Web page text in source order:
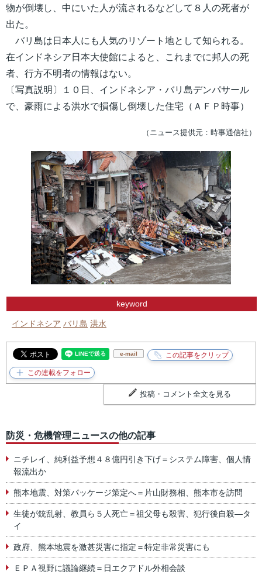
物が倒壊し、中にいた人が流されるなどして８人の死者が
出た。
バリ島は日本人にも人気のリゾート地として知られる。
在インドネシア日本大使館によると、これまでに邦人の死
者、行方不明者の情報はない。
〔写真説明〕１０日、インドネシア・バリ島デンパサール
で、豪雨による洪水で損傷し倒壊した住宅（ＡＦＰ時事）
（ニュース提供元：時事通信社）
keyword
インドネシア バリ島 洪水
e-mail
投稿・コメント全文を見る
防災・危機管理ニュースの他の記事
ニチレイ、純利益予想４８億円引き下げ＝システム障害、個人情
報流出か
熊本地震、対策パッケージ策定へ＝片山財務相、熊本市を訪問
生徒が銃乱射、教員ら５人死亡＝祖父母も殺害、犯行後自殺―タ
イ
政府、熊本地震を激甚災害に指定＝特定非常災害にも
ＥＰＡ視野に議論継続＝日エクアドル外相会談